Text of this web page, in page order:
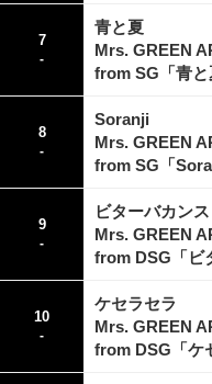
7
-
青と夏
Mrs. GREEN
from SG「青と
8
-
Soranji
Mrs. GREEN
from SG「
9
-
ビターバカンス
Mrs. GREEN
from DSG「ビ
10
-
ケセラセラ
Mrs. GREEN
from DSG「ケ